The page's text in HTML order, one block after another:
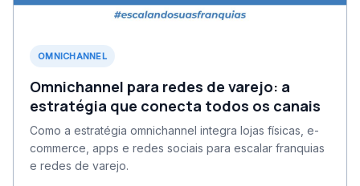
OMNICHANNEL
Omnichannel para redes de varejo: a
estratégia que conecta todos os canais
Como a estratégia omnichannel integra lojas físicas, e-
commerce, apps e redes sociais para escalar franquias
e redes de varejo.